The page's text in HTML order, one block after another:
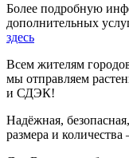
Более подробную
дополнительных
здесь
Всем жителям
мы отправляем
и СДЭК!
Надёжная,
размера и